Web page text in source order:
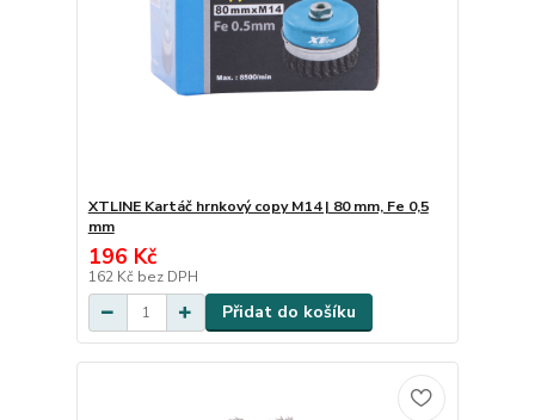
XTLINE Kartáč hrnkový copy M14 | 80 mm, Fe 0,5
mm
196 Kč
162 Kč bez DPH
Přidat do košíku